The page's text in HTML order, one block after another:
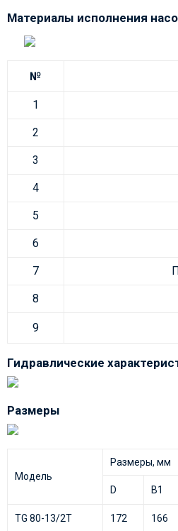
Материалы исполнения
№
1
2
3
4
5
6
7
8
9
Гидравлические
Размеры
Модель
Размеры, мм
D B1
TG 80-13/2T 172 166